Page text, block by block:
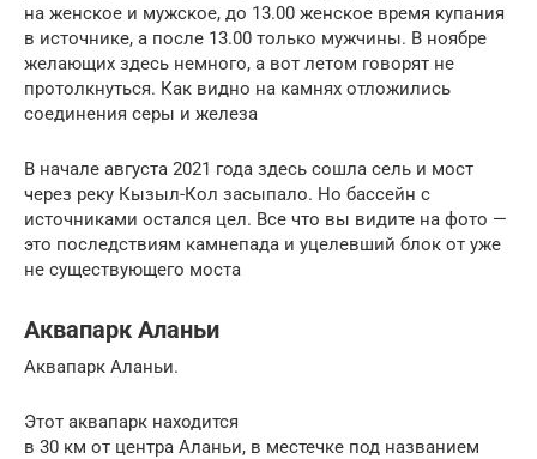
на женское и мужское, до 13.00 женское время купания
в источнике, а после 13.00 только мужчины. В ноябре
желающих здесь немного, а вот летом говорят не
протолкнуться. Как видно на камнях отложились
соединения серы и железа
В начале августа 2021 года здесь сошла сель и мост
через реку Кызыл-Кол засыпало. Но бассейн с
источниками остался цел. Все что вы видите на фото —
это последствиям камнепада и уцелевший блок от уже
не существующего моста
Аквапарк Аланьи
Аквапарк Аланьи.
Этот аквапарк находится
в 30 км от центра Аланьи, в местечке под названием